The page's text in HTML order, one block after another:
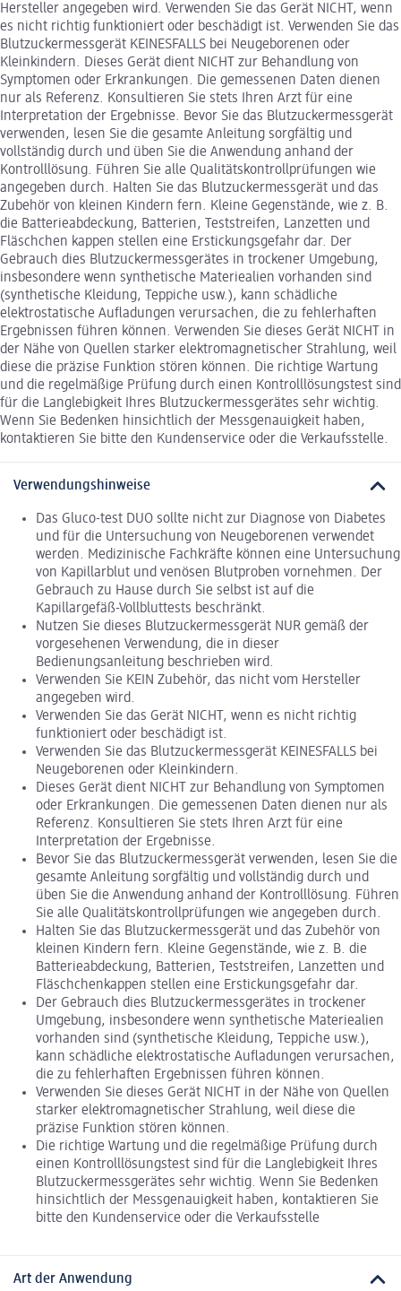
Hersteller angegeben wird. Verwenden Sie das Gerät NICHT, wenn
es nicht richtig funktioniert oder beschädigt ist. Verwenden Sie das
Blutzuckermessgerät KEINESFALLS bei Neugeborenen oder
Kleinkindern. Dieses Gerät dient NICHT zur Behandlung von
Symptomen oder Erkrankungen. Die gemessenen Daten dienen
nur als Referenz. Konsultieren Sie stets Ihren Arzt für eine
Interpretation der Ergebnisse. Bevor Sie das Blutzuckermessgerät
verwenden, lesen Sie die gesamte Anleitung sorgfältig und
vollständig durch und üben Sie die Anwendung anhand der
Kontrolllösung. Führen Sie alle Qualitätskontrollprüfungen wie
angegeben durch. Halten Sie das Blutzuckermessgerät und das
Zubehör von kleinen Kindern fern. Kleine Gegenstände, wie z. B.
die Batterieabdeckung, Batterien, Teststreifen, Lanzetten und
Fläschchen kappen stellen eine Erstickungsgefahr dar. Der
Gebrauch dies Blutzuckermessgerätes in trockener Umgebung,
insbesondere wenn synthetische Materiealien vorhanden sind
(synthetische Kleidung, Teppiche usw.), kann schädliche
elektrostatische Aufladungen verursachen, die zu fehlerhaften
Ergebnissen führen können. Verwenden Sie dieses Gerät NICHT in
der Nähe von Quellen starker elektromagnetischer Strahlung, weil
diese die präzise Funktion stören können. Die richtige Wartung
und die regelmäßige Prüfung durch einen Kontrolllösungstest sind
für die Langlebigkeit Ihres Blutzuckermessgerätes sehr wichtig.
Wenn Sie Bedenken hinsichtlich der Messgenauigkeit haben,
kontaktieren Sie bitte den Kundenservice oder die Verkaufsstelle.
Verwendungshinweise
Das Gluco-test DUO sollte nicht zur Diagnose von Diabetes
und für die Untersuchung von Neugeborenen verwendet
werden. Medizinische Fachkräfte können eine Untersuchung
von Kapillarblut und venösen Blutproben vornehmen. Der
Gebrauch zu Hause durch Sie selbst ist auf die
Kapillargefäß-Vollbluttests beschränkt.
Nutzen Sie dieses Blutzuckermessgerät NUR gemäß der
vorgesehenen Verwendung, die in dieser
Bedienungsanleitung beschrieben wird.
Verwenden Sie KEIN Zubehör, das nicht vom Hersteller
angegeben wird.
Verwenden Sie das Gerät NICHT, wenn es nicht richtig
funktioniert oder beschädigt ist.
Verwenden Sie das Blutzuckermessgerät KEINESFALLS bei
Neugeborenen oder Kleinkindern.
Dieses Gerät dient NICHT zur Behandlung von Symptomen
oder Erkrankungen. Die gemessenen Daten dienen nur als
Referenz. Konsultieren Sie stets Ihren Arzt für eine
Interpretation der Ergebnisse.
Bevor Sie das Blutzuckermessgerät verwenden, lesen Sie die
gesamte Anleitung sorgfältig und vollständig durch und
üben Sie die Anwendung anhand der Kontrolllösung. Führen
Sie alle Qualitätskontrollprüfungen wie angegeben durch.
Halten Sie das Blutzuckermessgerät und das Zubehör von
kleinen Kindern fern. Kleine Gegenstände, wie z. B. die
Batterieabdeckung, Batterien, Teststreifen, Lanzetten und
Fläschchenkappen stellen eine Erstickungsgefahr dar.
Der Gebrauch dies Blutzuckermessgerätes in trockener
Umgebung, insbesondere wenn synthetische Materiealien
vorhanden sind (synthetische Kleidung, Teppiche usw.),
kann schädliche elektrostatische Aufladungen verursachen,
die zu fehlerhaften Ergebnissen führen können.
Verwenden Sie dieses Gerät NICHT in der Nähe von Quellen
starker elektromagnetischer Strahlung, weil diese die
präzise Funktion stören können.
Die richtige Wartung und die regelmäßige Prüfung durch
einen Kontrolllösungstest sind für die Langlebigkeit Ihres
Blutzuckermessgerätes sehr wichtig. Wenn Sie Bedenken
hinsichtlich der Messgenauigkeit haben, kontaktieren Sie
bitte den Kundenservice oder die Verkaufsstelle
Art der Anwendung